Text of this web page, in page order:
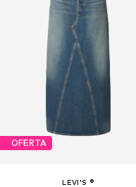
OFERTA
LEVI'S ®